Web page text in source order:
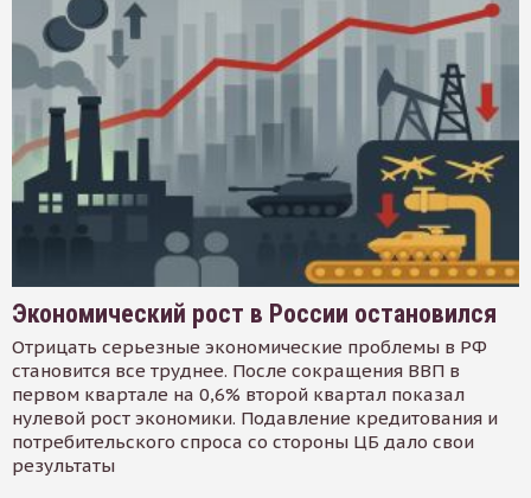
Экономический рост в России остановился
Отрицать серьезные экономические проблемы в РФ
становится все труднее. После сокращения ВВП в
первом квартале на 0,6% второй квартал показал
нулевой рост экономики. Подавление кредитования и
потребительского спроса со стороны ЦБ дало свои
результаты